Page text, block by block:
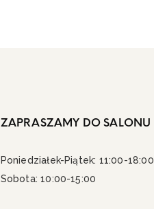
ZAPRASZAMY DO SALONU
Poniedziałek-Piątek: 11:00-18:00
Sobota: 10:00-15:00